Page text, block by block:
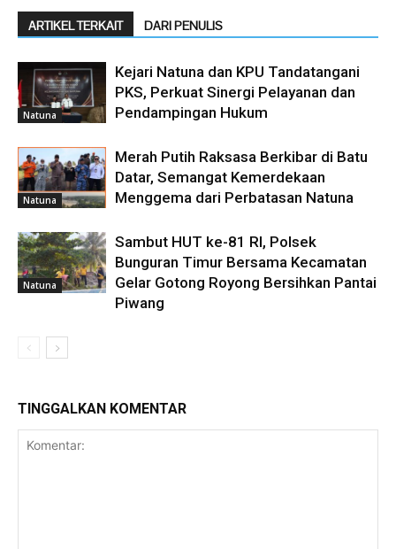
ARTIKEL TERKAIT DARI PENULIS
Natuna
Kejari Natuna dan KPU Tandatangani
PKS, Perkuat Sinergi Pelayanan dan
Pendampingan Hukum
Natuna
Merah Putih Raksasa Berkibar di Batu
Datar, Semangat Kemerdekaan
Menggema dari Perbatasan Natuna
Natuna
Sambut HUT ke-81 RI, Polsek
Bunguran Timur Bersama Kecamatan
Gelar Gotong Royong Bersihkan Pantai
Piwang
TINGGALKAN KOMENTAR